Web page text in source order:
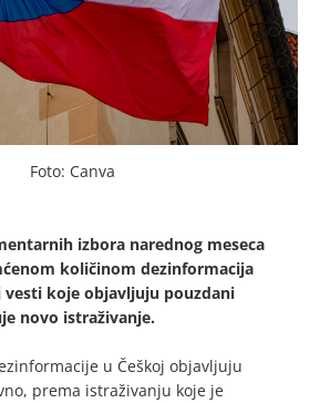
Foto: Canva
izbora narednog meseca
količinom dezinformacija
koje objavljuju pouzdani
novo istraživanje.
u Češkoj objavljuju
prema istraživanju koje je